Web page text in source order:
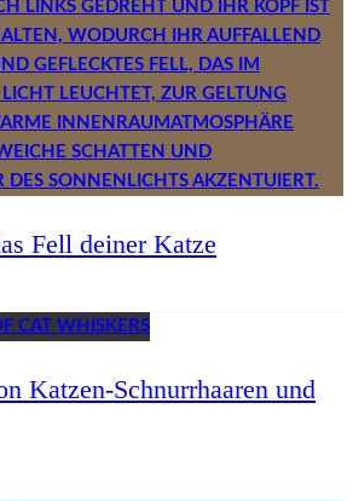
Fell deiner Katze
Katzen-Schnurrhaaren und